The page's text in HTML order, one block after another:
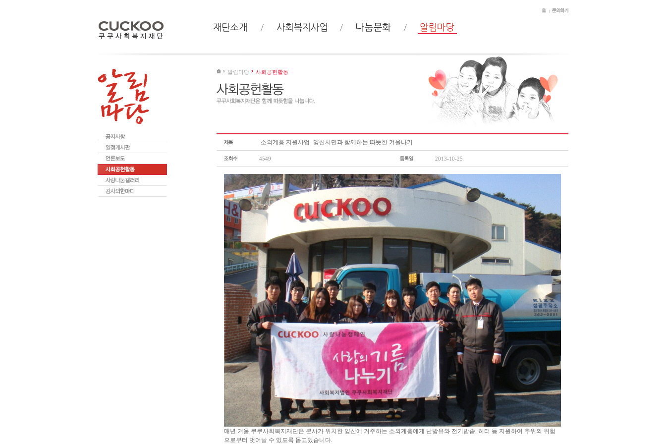
알림마당 사회공헌활동
소외계층 지원사업- 양산시민과 함께하는 따뜻한 겨울나기
4549 2013-10-25
매년 겨울 쿠쿠사회복지재단은 본사가 위치한 양산에 거주하는 소외계층에게 난방유와 전기밥솥, 히터 등 지원하여 추위의 위험
으로부터 벗어날 수 있도록 돕고있습니다.